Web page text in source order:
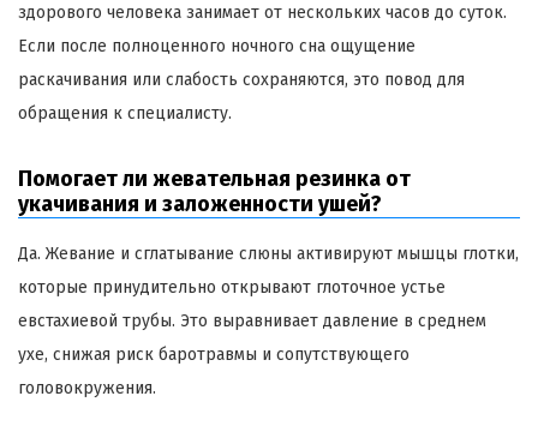
здорового человека занимает от нескольких часов до суток.
Если после полноценного ночного сна ощущение
раскачивания или слабость сохраняются, это повод для
обращения к специалисту.
Помогает ли жевательная резинка от
укачивания и заложенности ушей?
Да. Жевание и сглатывание слюны активируют мышцы глотки,
которые принудительно открывают глоточное устье
евстахиевой трубы. Это выравнивает давление в среднем
ухе, снижая риск баротравмы и сопутствующего
головокружения.